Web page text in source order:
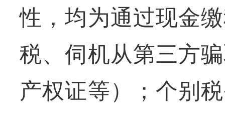
性，均为通过现金
税、伺机从第三方
产权证等）；个别